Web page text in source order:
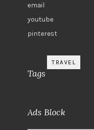
email
youtube
pinterest
Tags
TRAVEL
Ads Block